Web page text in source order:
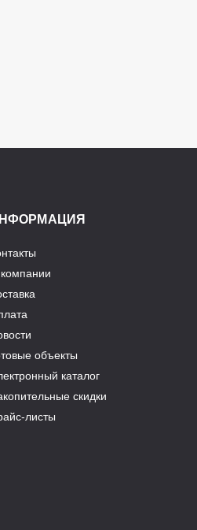
объекты
каталог
скидки
листы